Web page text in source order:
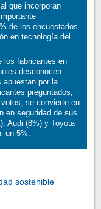
que incorporan
de los encuestados
en tecnología del
los fabricantes en
desconocen
apuestan por la
preguntados,
se convierte en
en seguridad de sus
Audi (8%) y Toyota
un 5%.
sostenible